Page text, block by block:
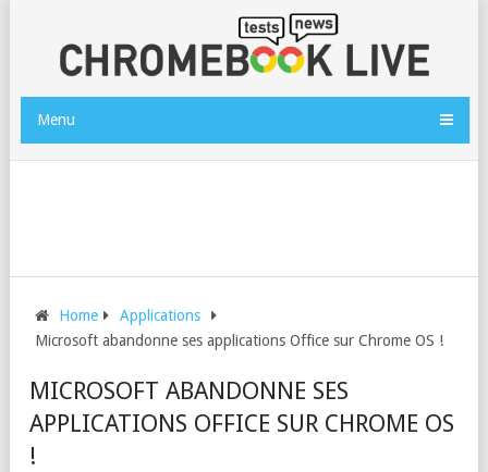
Menu
Home
Applications
Microsoft abandonne ses applications Office sur Chrome OS !
MICROSOFT ABANDONNE SES
APPLICATIONS OFFICE SUR CHROME OS
!